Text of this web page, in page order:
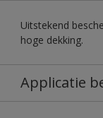
Uitstekend
hoge dekking.
Applicatie